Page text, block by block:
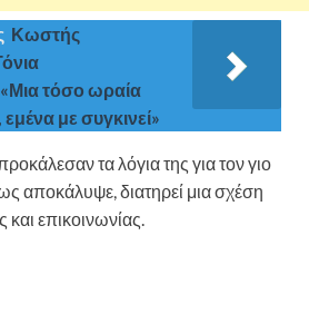
Κωστής
τόσο ωραία
με συγκινεί»
τα λόγια της για τον γιο
αποκάλυψε, διατηρεί μια σχέση
και επικοινωνίας.